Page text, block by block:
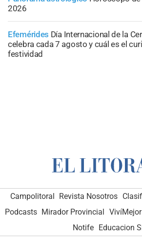
2026
Efemérides Día Internacional de la
celebra cada 7 agosto y cuál es el
festividad
Campolitoral Revista Nosotros
Podcasts Mirador Provincial
Notife Educacion